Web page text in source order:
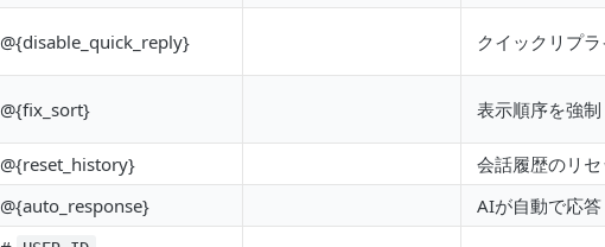
@{disable_quick_reply} クイックリプ
@{fix_sort} 表示順序を強制
@{reset_history}
会話履歴のリセ
@{auto_response}
AIが自動で応答